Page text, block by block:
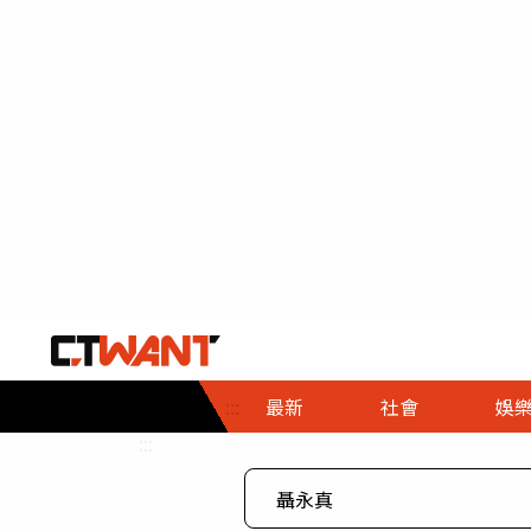
::: 最新 社會
社會首頁
時事
娛樂
娛樂首頁
即時
專題
財經首頁
熱線
３Ｃ
政